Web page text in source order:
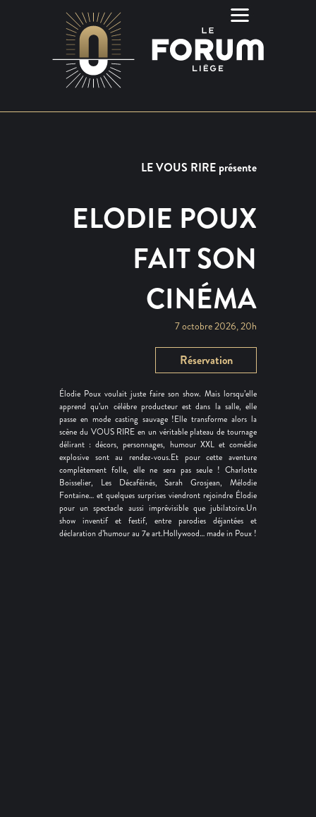
LE VOUS RIRE présente
ELODIE POUX
FAIT SON
CINÉMA
7 octobre 2026, 20h
Réservation
Élodie Poux voulait juste faire son show. Mais lorsqu’elle
apprend qu’un célèbre producteur est dans la salle, elle
passe en mode casting sauvage !Elle transforme alors la
scène du VOUS RIRE en un véritable plateau de tournage
délirant : décors, personnages, humour XXL et comédie
explosive sont au rendez-vous.Et pour cette aventure
complètement folle, elle ne sera pas seule ! Charlotte
Boisselier, Les Décaféinés, Sarah Grosjean, Mélodie
Fontaine… et quelques surprises viendront rejoindre Élodie
pour un spectacle aussi imprévisible que jubilatoire.Un
show inventif et festif, entre parodies déjantées et
déclaration d’humour au 7e art.Hollywood… made in Poux !